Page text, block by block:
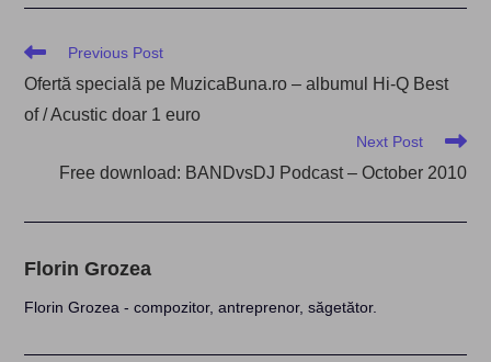
Read
articles
Previous Post
Ofertă specială pe MuzicaBuna.ro – albumul Hi-Q Best
of / Acustic doar 1 euro
Next Post
Free download: BANDvsDJ Podcast – October 2010
Florin Grozea
Florin Grozea - compozitor, antreprenor, săgetător.